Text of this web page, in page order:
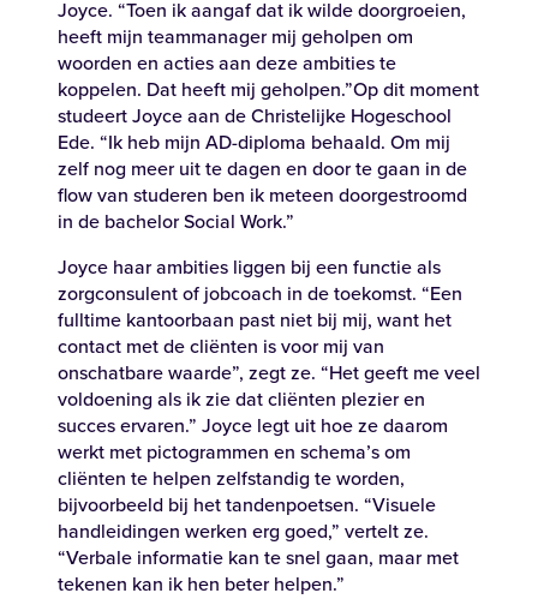
Joyce. “Toen ik aangaf dat ik wilde doorgroeien,
heeft mijn teammanager mij geholpen om
woorden en acties aan deze ambities te
koppelen. Dat heeft mij geholpen.”Op dit moment
studeert Joyce aan de Christelijke Hogeschool
Ede. “Ik heb mijn AD-diploma behaald. Om mij
zelf nog meer uit te dagen en door te gaan in de
flow van studeren ben ik meteen doorgestroomd
in de bachelor Social Work.”
Joyce haar ambities liggen bij een functie als
zorgconsulent of jobcoach in de toekomst. “Een
fulltime kantoorbaan past niet bij mij, want het
contact met de cliënten is voor mij van
onschatbare waarde”, zegt ze. “Het geeft me veel
voldoening als ik zie dat cliënten plezier en
succes ervaren.” Joyce legt uit hoe ze daarom
werkt met pictogrammen en schema’s om
cliënten te helpen zelfstandig te worden,
bijvoorbeeld bij het tandenpoetsen. “Visuele
handleidingen werken erg goed,” vertelt ze.
“Verbale informatie kan te snel gaan, maar met
tekenen kan ik hen beter helpen.”